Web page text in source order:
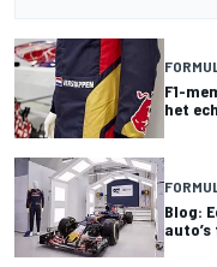
F1-
het
Blog: